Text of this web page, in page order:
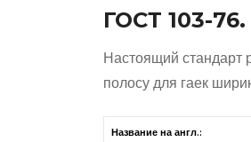
ГОСТ 103-
Настоящий стандарт
полосу для гаек
Название на англ.: